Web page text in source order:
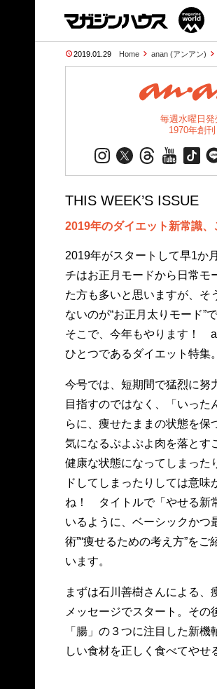
2019.01.29 Home anan (アンアン)
毎週水曜日発
1970年創刊
THIS WEEK’S ISSUE
2019年のダイエット新常識、
2019年がスタートして早1か
チはお正月モードから日常モ
た方も多いと思いますが、そ
ないのが“お正月太りモード”
そこで、今年もやります！
ひとつであるダイエット特集。
今号では、短期間で猛烈に努
目指すのではなく、「いった
らに、痩せたままの状態を保
気になるぷよぷよ肉を落とす
健康な状態になってしまった
ドしてしまったりしては意味
ね！ タイトルで「やせる新
いるように、ベーシックかつ
術”“痩せるための考え方”をご
います。
まずは石川善樹さんによる、
メッセージでスタート。その
「腸」の３つに注目した新機
しい食材を正しく食べてやせ